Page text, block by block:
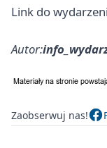
Link do
Autor:
Zaobserwuj nas!